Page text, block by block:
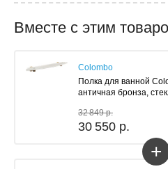
Вместе с этим
Colombo
Полка для ванной
античная бронза,
32 849 р.
30 550 р.
+